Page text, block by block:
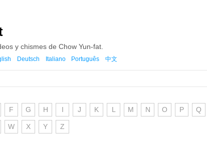
y chismes de Chow Yun-fat.
Deutsch Italiano Português 中文
F G H I J K L M N O P Q
W X Y Z